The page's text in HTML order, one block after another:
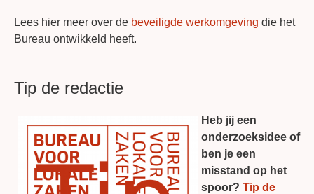
Lees hier meer over de beveiligde werkomgeving die het
Bureau ontwikkeld heeft.
Tip de redactie
Heb jij een
onderzoeksidee of
ben je een
misstand op het
spoor? Tip de